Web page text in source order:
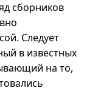
сборников
Следует
в известных
на то,